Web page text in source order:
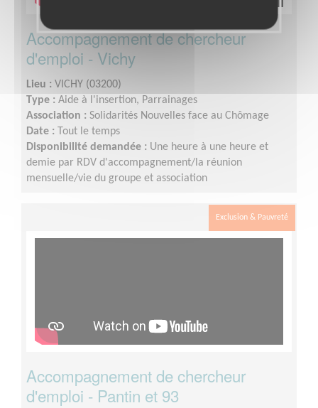
Accompagnement de chercheur
d'emploi - Vichy
Lieu : VICHY (03200)
Type : Aide à l'insertion, Parrainages
Association : Solidarités Nouvelles face au Chômage
Date :
Tout le temps
Disponibilité demandée : Une heure à une heure et
demie par RDV d'accompagnement/la réunion
mensuelle/vie du groupe et association
Exclusion & Pauvreté
Accompagnement de chercheur
d'emploi - Pantin et 93